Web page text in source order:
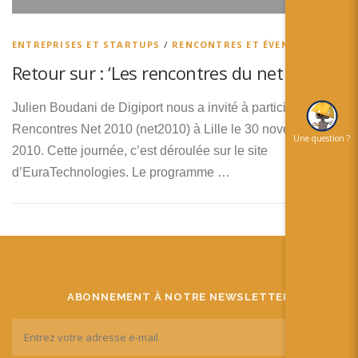
Español
ENTREPRISES ET STARTUPS / RENCONTRES ET ÉVENEMENTS
Retour sur : ‘Les rencontres du net 2010’.
Julien Boudani de Digiport nous a invité à participer aux
Rencontres Net 2010 (net2010) à Lille le 30 novembre
2010. Cette journée, c’est déroulée sur le site
d’EuraTechnologies. Le programme …
ABONNEMENT À NOTRE NEWSLETTER
Une question ?